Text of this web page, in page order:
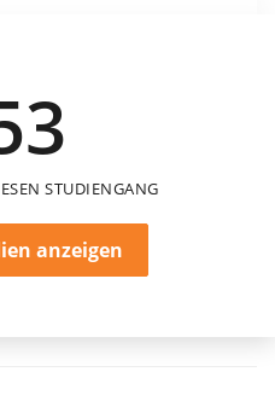
STUDIENGANG
anzeigen